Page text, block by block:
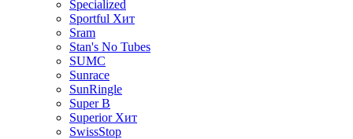
Specialized
Sportful Хит
Sram
Stan's No Tubes
SUMC
Sunrace
SunRingle
Super B
Superior Хит
SwissStop